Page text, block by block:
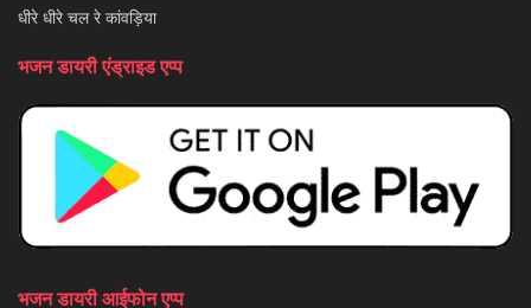
धीरे धीरे चल रे कांवड़िया
भजन डायरी एंड्राइड एप्प
भजन डायरी आईफोन एप्प